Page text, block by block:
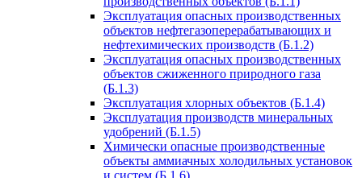
Эксплуатация опасных производственных
объектов нефтегазоперерабатывающих и
нефтехимических производств (Б.1.2)
Эксплуатация опасных производственных
объектов сжиженного природного газа
(Б.1.3)
Эксплуатация хлорных объектов (Б.1.4)
Эксплуатация производств минеральных
удобрений (Б.1.5)
Химически опасные производственные
объекты аммиачных холодильных установок
и систем (Б.1.6)